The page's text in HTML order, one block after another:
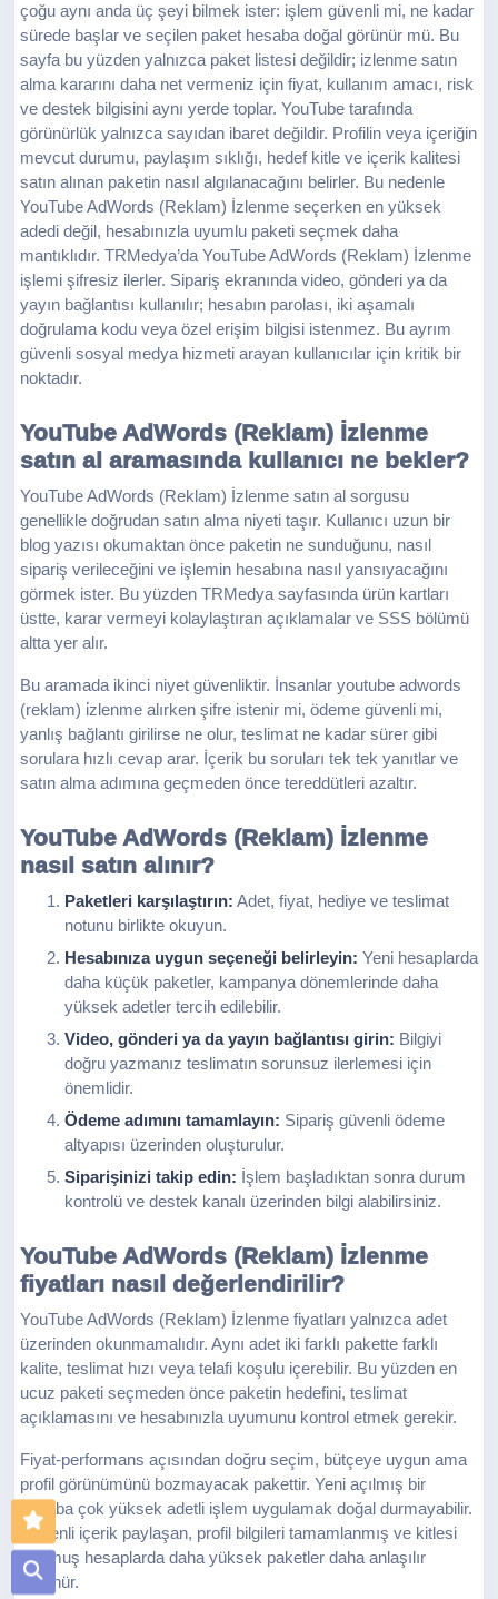
çoğu aynı anda üç şeyi bilmek ister: işlem güvenli mi, ne kadar
sürede başlar ve seçilen paket hesaba doğal görünür mü. Bu
sayfa bu yüzden yalnızca paket listesi değildir; izlenme satın
alma kararını daha net vermeniz için fiyat, kullanım amacı, risk
ve destek bilgisini aynı yerde toplar. YouTube tarafında
görünürlük yalnızca sayıdan ibaret değildir. Profilin veya içeriğin
mevcut durumu, paylaşım sıklığı, hedef kitle ve içerik kalitesi
satın alınan paketin nasıl algılanacağını belirler. Bu nedenle
YouTube AdWords (Reklam) İzlenme seçerken en yüksek
adedi değil, hesabınızla uyumlu paketi seçmek daha
mantıklıdır. TRMedya’da YouTube AdWords (Reklam) İzlenme
işlemi şifresiz ilerler. Sipariş ekranında video, gönderi ya da
yayın bağlantısı kullanılır; hesabın parolası, iki aşamalı
doğrulama kodu veya özel erişim bilgisi istenmez. Bu ayrım
güvenli sosyal medya hizmeti arayan kullanıcılar için kritik bir
noktadır.
YouTube AdWords (Reklam) İzlenme
satın al aramasında kullanıcı ne bekler?
YouTube AdWords (Reklam) İzlenme satın al sorgusu
genellikle doğrudan satın alma niyeti taşır. Kullanıcı uzun bir
blog yazısı okumaktan önce paketin ne sunduğunu, nasıl
sipariş verileceğini ve işlemin hesabına nasıl yansıyacağını
görmek ister. Bu yüzden TRMedya sayfasında ürün kartları
üstte, karar vermeyi kolaylaştıran açıklamalar ve SSS bölümü
altta yer alır.
Bu aramada ikinci niyet güvenliktir. İnsanlar youtube adwords
(reklam) i̇zlenme alırken şifre istenir mi, ödeme güvenli mi,
yanlış bağlantı girilirse ne olur, teslimat ne kadar sürer gibi
sorulara hızlı cevap arar. İçerik bu soruları tek tek yanıtlar ve
satın alma adımına geçmeden önce tereddütleri azaltır.
YouTube AdWords (Reklam) İzlenme
nasıl satın alınır?
Paketleri karşılaştırın: Adet, fiyat, hediye ve teslimat
notunu birlikte okuyun.
Hesabınıza uygun seçeneği belirleyin: Yeni hesaplarda
daha küçük paketler, kampanya dönemlerinde daha
yüksek adetler tercih edilebilir.
Video, gönderi ya da yayın bağlantısı girin: Bilgiyi
doğru yazmanız teslimatın sorunsuz ilerlemesi için
önemlidir.
Ödeme adımını tamamlayın: Sipariş güvenli ödeme
altyapısı üzerinden oluşturulur.
Siparişinizi takip edin: İşlem başladıktan sonra durum
kontrolü ve destek kanalı üzerinden bilgi alabilirsiniz.
YouTube AdWords (Reklam) İzlenme
fiyatları nasıl değerlendirilir?
YouTube AdWords (Reklam) İzlenme fiyatları yalnızca adet
üzerinden okunmamalıdır. Aynı adet iki farklı pakette farklı
kalite, teslimat hızı veya telafi koşulu içerebilir. Bu yüzden en
ucuz paketi seçmeden önce paketin hedefini, teslimat
açıklamasını ve hesabınızla uyumunu kontrol etmek gerekir.
Fiyat-performans açısından doğru seçim, bütçeye uygun ama
profil görünümünü bozmayacak pakettir. Yeni açılmış bir
hesaba çok yüksek adetli işlem uygulamak doğal durmayabilir.
Düzenli içerik paylaşan, profil bilgileri tamamlanmış ve kitlesi
oturmuş hesaplarda daha yüksek paketler daha anlaşılır
görünür.